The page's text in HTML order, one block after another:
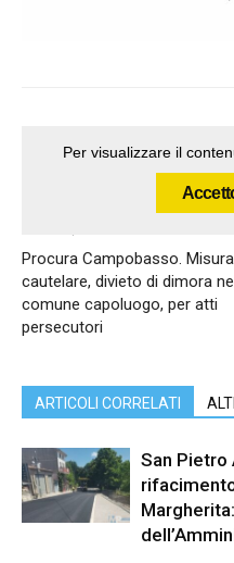
Per visualizzare il
Procura Campobasso. Misura
cautelare, divieto di dimora
comune capoluogo, per atti
persecutori
ARTICOLI CORRELATI
San Pietro